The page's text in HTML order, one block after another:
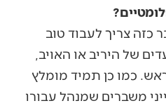
צריך לעבוד טוב
של היריב או האויב,
כמו כן תמיד מומלץ
משברים שמנהל עבורו